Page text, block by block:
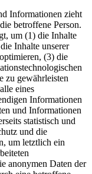
Informationen zieht
betroffene Person.
um (1) die Inhalte
Inhalte unserer
(3) die
zu gewährleisten
eines
Informationen
und Informationen
statistisch und
und die
um letztlich ein
anonymen Daten der